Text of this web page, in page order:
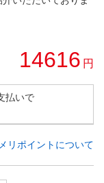
14616 円
払いで
リポイントについて